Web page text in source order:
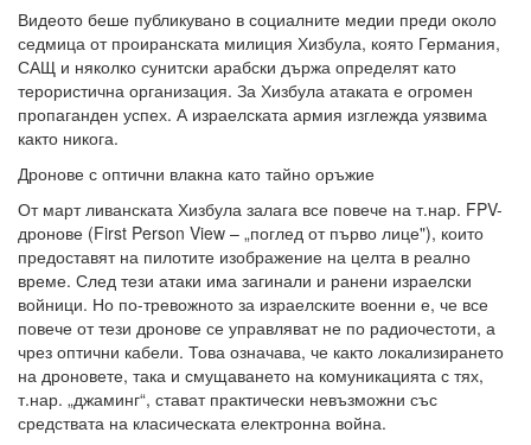
Видеото беше публикувано в социалните медии преди около
седмица от проиранската милиция Хизбула, която Германия,
САЩ и няколко сунитски арабски държа определят като
терористична организация. За Хизбула атаката е огромен
пропаганден успех. А израелската армия изглежда уязвима
както никога.
Дронове с оптични влакна като тайно оръжие
От март ливанската Хизбула залага все повече на т.нар. FPV-
дронове (First Person View – „поглед от първо лице"), които
предоставят на пилотите изображение на целта в реално
време. След тези атаки има загинали и ранени израелски
войници. Но по-тревожното за израелските военни е, че все
повече от тези дронове се управляват не по радиочестоти, а
чрез оптични кабели. Това означава, че както локализирането
на дроновете, така и смущаването на комуникацията с тях,
т.нар. „джаминг“, стават практически невъзможни със
средствата на класическата електронна война.